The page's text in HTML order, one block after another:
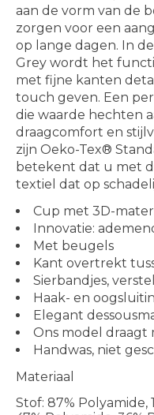
aan de vorm van de
zorgen voor een
op lange dagen. In
Grey wordt het
met fijne kanten
touch geven. Een
die waarde hechten
draagcomfort en
zijn Oeko-Tex®
betekent dat u met
textiel dat op
Cup met 3D-
Innovatie:
Met beugels
Kant overtrekt
Sierbandjes,
Haak- en
Elegant
Ons model draagt
Handwas, niet
Materiaal
Stof: 87% Polyamide,